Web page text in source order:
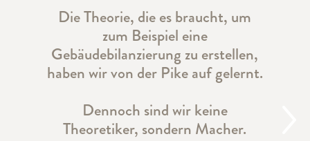
Die Theorie, die es braucht, um
zum Beispiel eine
Gebäudebilanzierung zu erstellen,
haben wir von der Pike auf gelernt.
Dennoch sind wir keine
Theoretiker, sondern Macher.